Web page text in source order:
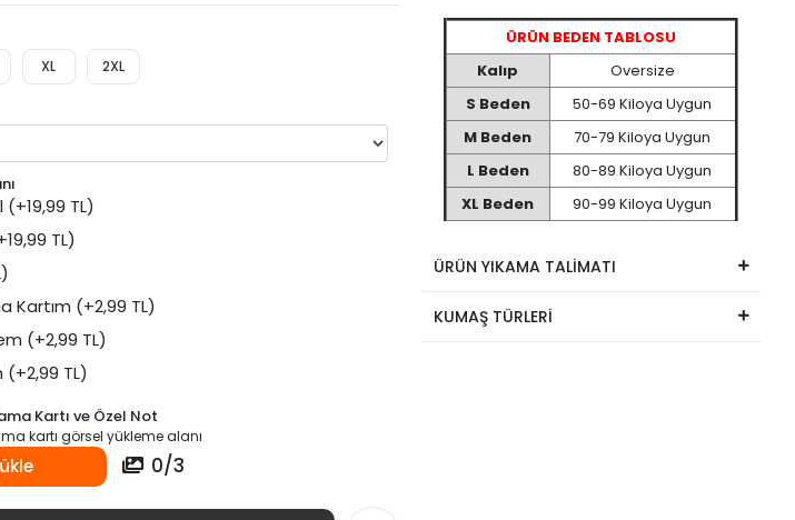
XL 2XL
(+19,99 TL)
TL)
Kartım (+2,99 TL)
(+2,99 TL)
(+2,99 TL)
Kartı ve Özel Not
kartı görsel yükleme alanı
0/3
ÜRÜN BEDEN TABLOSU
Kalıp
Oversize
S Beden
50-69 Kiloya Uygun
M Beden
70-79 Kiloya Uygun
L Beden
80-89 Kiloya Uygun
XL Beden
90-99 Kiloya Uygun
ÜRÜN YIKAMA TALİMATI
KUMAŞ TÜRLERİ